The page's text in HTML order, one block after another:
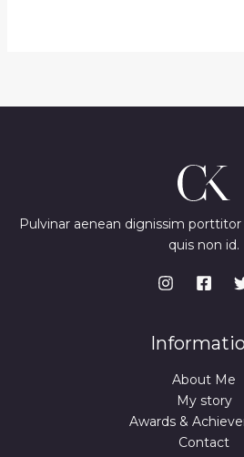
Pulvinar aenean dignissim
quis non id.
About Me
My story
Awards &
Contact